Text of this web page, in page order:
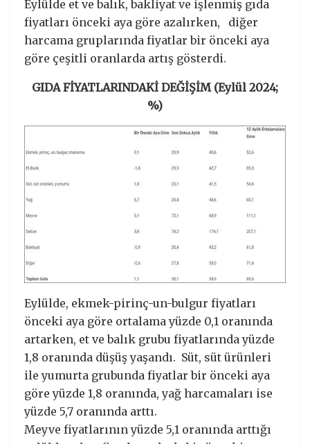
Eylülde et ve balık, bakliyat ve işlenmiş gıda
fiyatları önceki aya göre azalırken, diğer
harcama gruplarında fiyatlar bir önceki aya
göre çeşitli oranlarda artış gösterdi.
GIDA FİYATLARINDAKİ DEĞİŞİM (Eylül 2024;
%)
Eylülde, ekmek-pirinç-un-bulgur fiyatları
önceki aya göre ortalama yüzde 0,1 oranında
artarken, et ve balık grubu fiyatlarında yüzde
1,8 oranında düşüş yaşandı. Süt, süt ürünleri
ile yumurta grubunda fiyatlar bir önceki aya
göre yüzde 1,8 oranında, yağ harcamaları ise
yüzde 5,7 oranında arttı.
Meyve fiyatlarının yüzde 5,1 oranında arttığı